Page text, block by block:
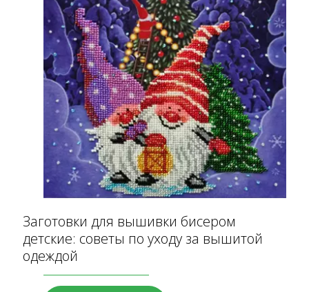
Заготовки для вышивки бисером
детские: советы по уходу за вышитой
одеждой